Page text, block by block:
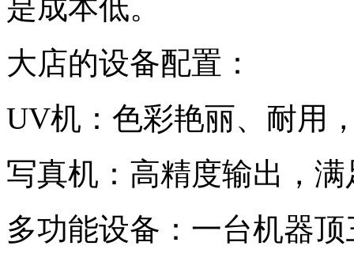
是成本低。
大店的设备配置：
UV机：色彩艳丽、耐用
写真机：高精度输出，
多功能设备：一台机器